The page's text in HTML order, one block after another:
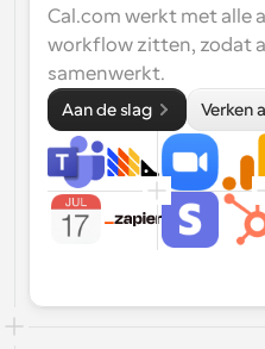
Cal.com werkt met alle
workflow zitten, zodat
samenwerkt.
Aan de slag Verken